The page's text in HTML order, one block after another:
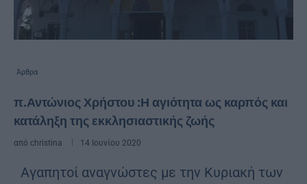
Άρθρα
π.Αντώνιος Χρήστου :Η αγιότητα ως καρπός και
κατάληξη της εκκλησιαστικής ζωής
από christina 14 Ιουνίου 2020
Αγαπητοί αναγνώστες με την Κυριακή των